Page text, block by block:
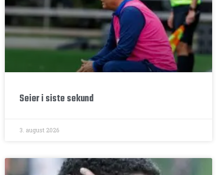
Seier i siste sekund
3. august 2026